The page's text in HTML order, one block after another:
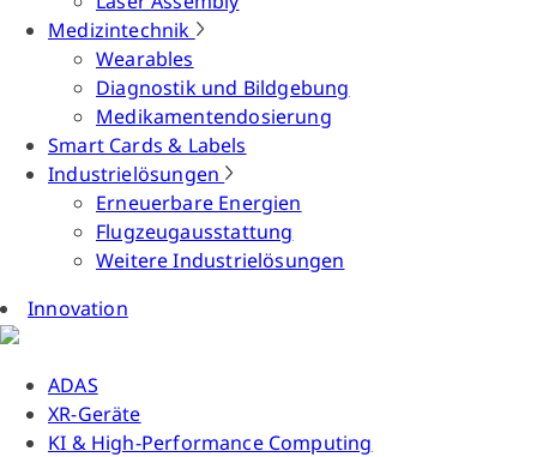
Medizintechnik
Wearables
Diagnostik und Bildgebung
Medikamentendosierung
Smart Cards & Labels
Industrielösungen
Erneuerbare Energien
Flugzeugausstattung
Weitere Industrielösungen
Innovation
ADAS
XR-Geräte
KI & High-Performance Computing